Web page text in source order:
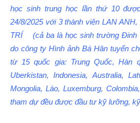
học sinh trung học lần thứ 10
24/8/2025 với 3 thành viên LAN
TRÍ (cả ba là học sinh trường Đinh
do công ty Hình ảnh Bá Hân tuyển
từ 15 quốc gia: Trung Quốc, Hàn
Uberkistan, Indonesia, Australia,
Mongolia, Lào, Luxemburg,
tham dự đều được đầu tư kỹ lưỡng,